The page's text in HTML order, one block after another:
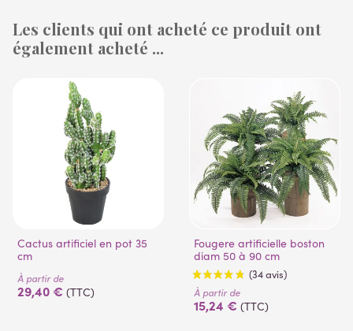
Les clients qui ont acheté ce produit ont
également acheté ...
Cactus artificiel en pot 35
cm
À partir de
29,40 € (TTC)
Fougere artificielle boston
diam 50 à 90 cm
À partir de
15,24 € (TTC)